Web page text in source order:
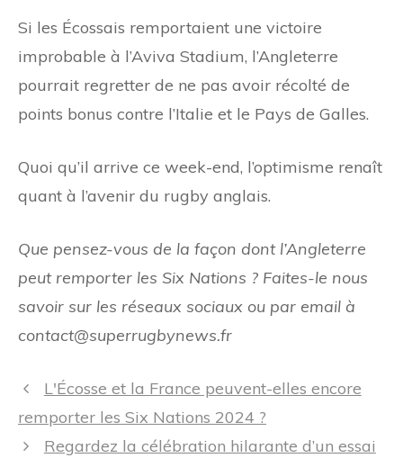
Si les Écossais remportaient une victoire
improbable à l’Aviva Stadium, l’Angleterre
pourrait regretter de ne pas avoir récolté de
points bonus contre l’Italie et le Pays de Galles.
Quoi qu’il arrive ce week-end, l’optimisme renaît
quant à l’avenir du rugby anglais.
Que pensez-vous de la façon dont l’Angleterre
peut remporter les Six Nations ? Faites-le nous
savoir sur les réseaux sociaux ou par email à
contact@superrugbynews.fr
Navigation
des
L'Écosse et la France peuvent-elles encore
remporter les Six Nations 2024 ?
Regardez la célébration hilarante d’un essai